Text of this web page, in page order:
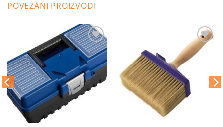
POVEZANI PROIZVODI
Dodaj
na
listu
želja
Dodaj